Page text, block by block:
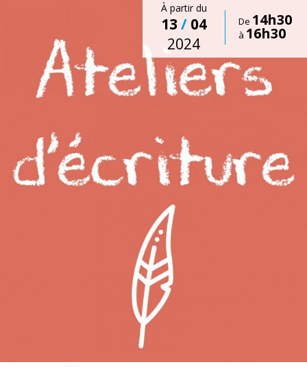
À partir du
13/ 04
2024
De 14h30
à 16h30